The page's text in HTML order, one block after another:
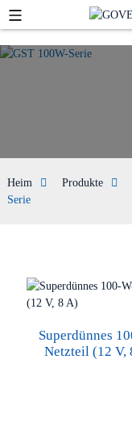
Heim Produkte
Serie
Superdünnes
Netzteil (12 V,